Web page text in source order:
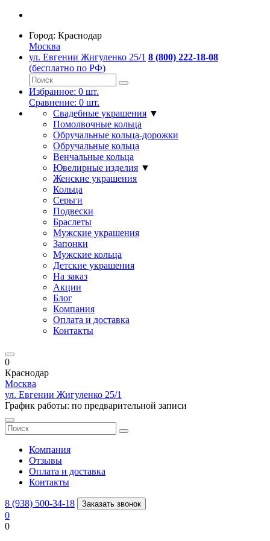
Город: Краснодар
Москва
ул. Евгении Жигуленко 25/1 8 (800) 222-18-08
(бесплатно по РФ)
Избранное: 0 шт.
Сравнение: 0 шт.
Свадебные украшения ▼
Помолвочные кольца
Обручальные кольца-дорожки
Обручальные кольца
Венчальные кольца
Ювелирные изделия ▼
Женские украшения
Кольца
Серьги
Подвески
Браслеты
Мужские украшения
Запонки
Мужские кольца
Детские украшения
На заказ
Акции
Блог
Компания
Оплата и доставка
Контакты
0
Краснодар
Москва
ул. Евгении Жигуленко 25/1
График работы: по предварительной записи
Компания
Отзывы
Оплата и доставка
Контакты
8 (938) 500-34-18 Заказать звонок
0
0